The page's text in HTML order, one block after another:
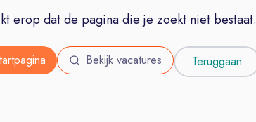
erop dat de pagina die je zoekt niet bestaat.
Bekijk vacatures Teruggaan